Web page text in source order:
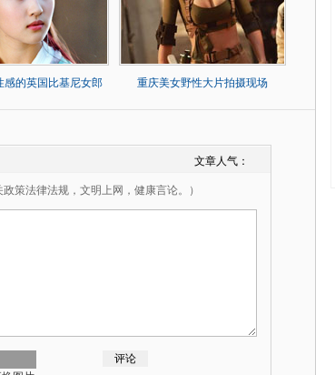
感的英国比基尼女郎 重庆美女野性大片拍摄现场
文章人气：
策法律法规，文明上网，健康言论。）